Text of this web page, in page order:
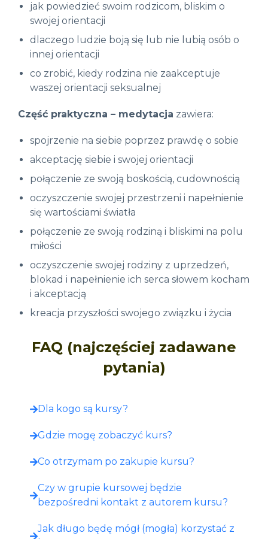
jak powiedzieć swoim rodzicom, bliskim o
swojej orientacji
dlaczego ludzie boją się lub nie lubią osób o
innej orientacji
co zrobić, kiedy rodzina nie zaakceptuje
waszej orientacji seksualnej
Część praktyczna – medytacja zawiera:
spojrzenie na siebie poprzez prawdę o sobie
akceptację siebie i swojej orientacji
połączenie ze swoją boskością, cudownością
oczyszczenie swojej przestrzeni i napełnienie
się wartościami światła
połączenie ze swoją rodziną i bliskimi na polu
miłości
oczyszczenie swojej rodziny z uprzedzeń,
blokad i napełnienie ich serca słowem kocham
i akceptacją
kreacja przyszłości swojego związku i życia
FAQ (najczęściej zadawane
pytania)
Dla kogo są kursy?
Gdzie mogę zobaczyć kurs?​
Co otrzymam po zakupie kursu?​
Czy w grupie kursowej będzie
bezpośredni kontakt z autorem kursu?
Jak długo będę mógł (mogła) korzystać z